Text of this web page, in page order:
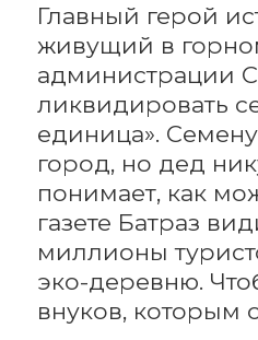
Главный герой
живущий в
администрации
ликвидировать
единица».
город, но дед
понимает, как
газете Батраз
миллионы
эко-деревню.
внуков, которым